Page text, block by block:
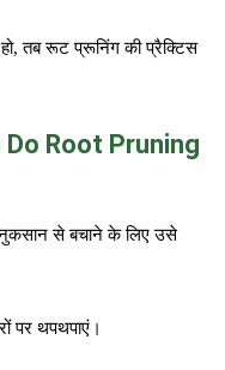
तब रूट प्रूनिंग की प्रैक्टिस
Root Pruning
से बचाने के लिए उसे
पर थपथपाएं।